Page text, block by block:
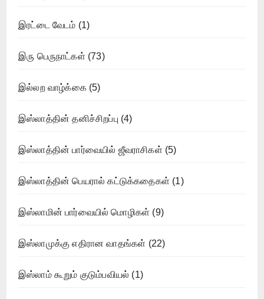
இரட்டை வேடம் (1)
இரு பெருநாட்கள் (73)
இல்லற வாழ்க்கை(5)
இஸ்லாத்தின் தனிச்சிறப்பு (4)
இஸ்லாத்தின் பார்வையில் ஜீவராசிகள் (5)
இஸ்லாத்தின் பெயரால் கட்டுக்கதைகள் (1)
இஸ்லாமின் பார்வையில் மொழிகள் (9)
இஸ்லாமுக்கு எதிரான வாதங்கள் (22)
இஸ்லாம் கூறும் குடும்பவியல் (1)